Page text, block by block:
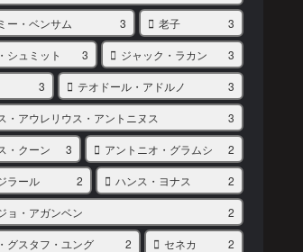
ー・ベンサム 3 老子 3
シュミット 3 ジャック・ラカン 3
3 テオドール・アドルノ 3
・アウレリウス・アントニヌス 3
・クーン 3 アントニオ・グラムシ 2
ラール 2 ハンス・ヨナス 2
ョ・アガンベン 2
グスタフ・ユング 2 セネカ 2